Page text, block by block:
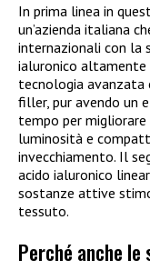
In prima linea in
un’azienda italiana
internazionali con la
ialuronico altamente
tecnologia avanzata
filler, pur avendo un
tempo per
luminosità e
invecchiamento. Il
acido ialuronico
sostanze attive
tessuto.
Perché anche